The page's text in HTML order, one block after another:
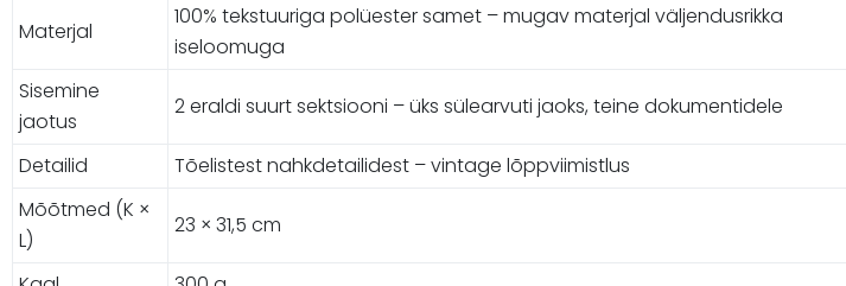
Materjal
100% tekstuuriga polüester samet – mugav materjal väljendusrikka
iseloomuga
Sisemine
jaotus
2 eraldi suurt sektsiooni – üks sülearvuti jaoks, teine dokumentidele
Detailid Tõelistest nahkdetailidest – vintage lõppviimistlus
Mõõtmed (K ×
L)
23 × 31,5 cm